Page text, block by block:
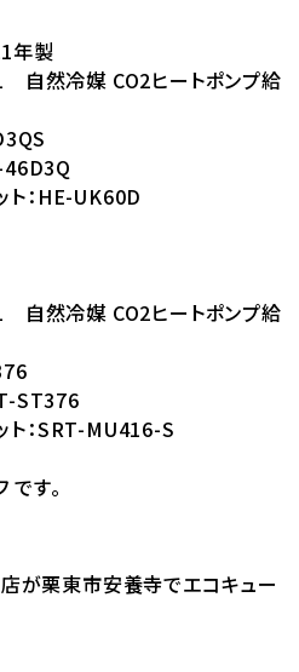
年製
然冷媒 CO2ヒートポンプ給
46D3Q
ト：HE-UK60D
然冷媒 CO2ヒートポンプ給
ST376
ト：SRT-MU416-S
す。
が栗東市安養寺でエコキュー